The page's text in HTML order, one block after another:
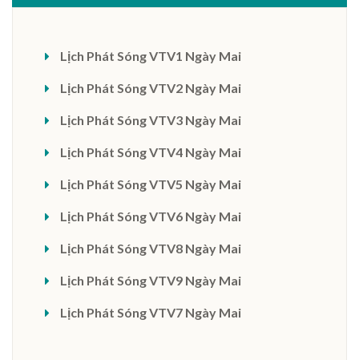
Lịch Phát Sóng VTV1 Ngày Mai
Lịch Phát Sóng VTV2 Ngày Mai
Lịch Phát Sóng VTV3 Ngày Mai
Lịch Phát Sóng VTV4 Ngày Mai
Lịch Phát Sóng VTV5 Ngày Mai
Lịch Phát Sóng VTV6 Ngày Mai
Lịch Phát Sóng VTV8 Ngày Mai
Lịch Phát Sóng VTV9 Ngày Mai
Lịch Phát Sóng VTV7 Ngày Mai